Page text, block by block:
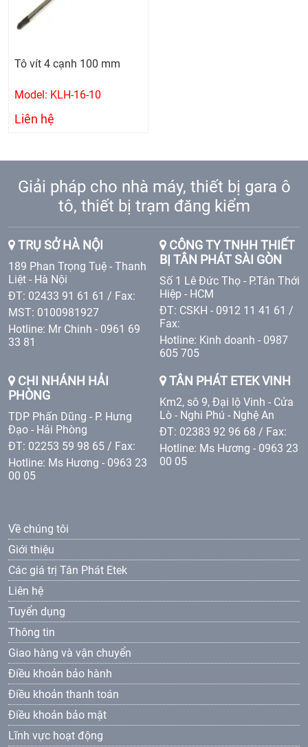
Tô vít 4 cạnh 100 mm
Model: KLH-16-10
Liên hệ
Giải pháp cho nhà máy, thiết bị gara ô
tô, thiết bị trạm đăng kiểm
TRỤ SỞ HÀ NỘI
189 Phan Trọng Tuệ - Thanh
Liệt - Hà Nội
ĐT: 02433 91 61 61 / Fax:
MST: 0100981927
Hotline: Mr Chinh - 0961 69
33 81
CÔNG TY TNHH THIẾT
BỊ TÂN PHÁT SÀI GÒN
Số 1 Lê Đức Thọ - P.Tân Thới
Hiệp - HCM
ĐT: CSKH - 0912 11 41 61 /
Fax:
Hotline: Kinh doanh - 0987
605 705
CHI NHÁNH HẢI
PHÒNG
TDP Phấn Dũng - P. Hưng
Đạo - Hải Phòng
ĐT: 02253 59 98 65 / Fax:
Hotline: Ms Hương - 0963 23
00 05
TÂN PHÁT ETEK VINH
Km2, sô 9, Đại lộ Vinh - Cửa
Lò - Nghi Phú - Nghệ An
ĐT: 02383 92 96 68 / Fax:
Hotline: Ms Hương - 0963 23
00 05
Về chúng tôi
Giới thiệu
Các giá trị Tân Phát Etek
Liên hệ
Tuyển dụng
Thông tin
Giao hàng và vận chuyển
Điều khoản bảo hành
Điều khoản thanh toán
Điều khoản bảo mật
Lĩnh vực hoạt động